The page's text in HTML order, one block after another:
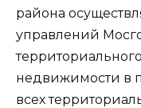
района
управлений
недвижимости в
всех